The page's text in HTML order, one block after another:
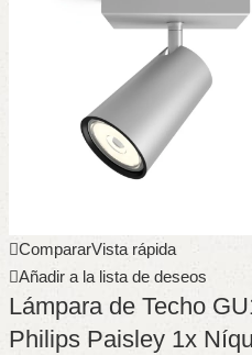
CompararVista rápida
Añadir a la lista de deseos
Lámpara de Techo
Philips Paisley 1x